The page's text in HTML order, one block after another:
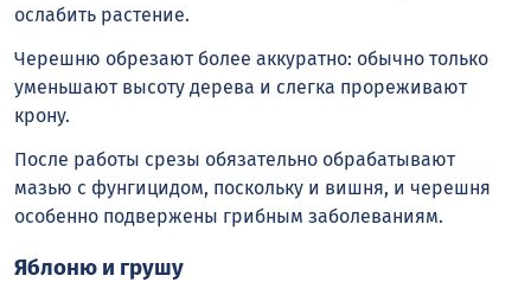
ослабить растение.
Черешню обрезают более аккуратно: обычно только
уменьшают высоту дерева и слегка прореживают
крону.
После работы срезы обязательно обрабатывают
мазью с фунгицидом, поскольку и вишня, и черешня
особенно подвержены грибным заболеваниям.
Яблоню и грушу